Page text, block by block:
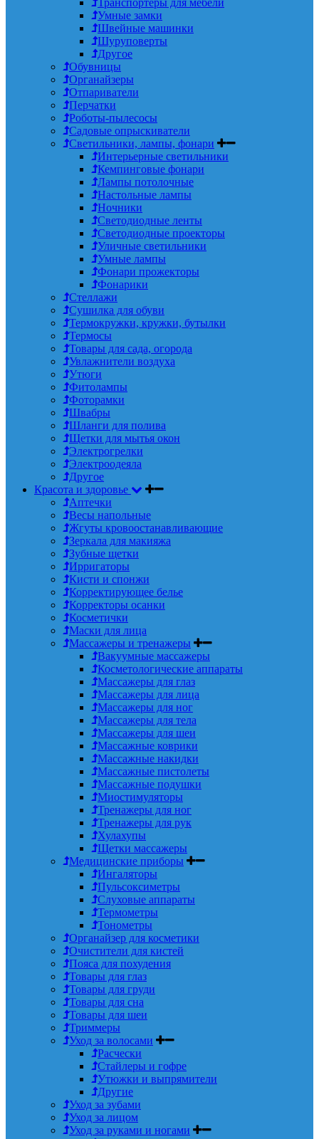
Умные замки
Швейные машинки
Шуруповерты
Другое
Обувницы
Органайзеры
Отпариватели
Перчатки
Роботы-пылесосы
Садовые опрыскиватели
Светильники, лампы, фонари
Интерьерные светильники
Кемпинговые фонари
Лампы потолочные
Настольные лампы
Ночники
Светодиодные ленты
Светодиодные проекторы
Уличные светильники
Умные лампы
Фонари прожекторы
Фонарики
Стеллажи
Сушилка для обуви
Термокружки, кружки, бутылки
Термосы
Товары для сада, огорода
Увлажнители воздуха
Утюги
Фитолампы
Фоторамки
Швабры
Шланги для полива
Щетки для мытья окон
Электрогрелки
Электроодеяла
Другое
Красота и здоровье
Аптечки
Весы напольные
Жгуты кровоостанавливающие
Зеркала для макияжа
Зубные щетки
Ирригаторы
Кисти и спонжи
Корректирующее белье
Корректоры осанки
Косметички
Маски для лица
Массажеры и тренажеры
Вакуумные массажеры
Косметологические аппараты
Массажеры для глаз
Массажеры для лица
Массажеры для ног
Массажеры для тела
Массажеры для шеи
Массажные коврики
Массажные накидки
Массажные пистолеты
Массажные подушки
Миостимуляторы
Тренажеры для ног
Тренажеры для рук
Хулахупы
Щетки массажеры
Медицинские приборы
Ингаляторы
Пульсоксиметры
Слуховые аппараты
Термометры
Тонометры
Органайзер для косметики
Очистители для кистей
Пояса для похудения
Товары для глаз
Товары для груди
Товары для сна
Товары для шеи
Триммеры
Уход за волосами
Расчески
Стайлеры и гофре
Утюжки и выпрямители
Другие
Уход за зубами
Уход за лицом
Уход за руками и ногами